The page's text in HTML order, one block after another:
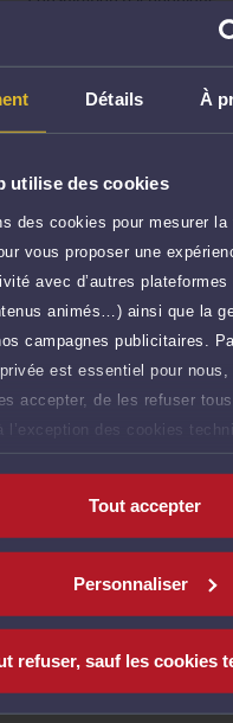
Détails À
utilise des cookies
des cookies pour mesurer la
vous proposer une
avec d’autres
animés…) ainsi que la
campagnes publicitaires.
est essentiel pour
accepter, de les refuser
l’exception des cookies
fonctionnement du site.
Tout accepter
Personnaliser
refuser, sauf les cookies
attiré par les
j’ai pris en charge les
le contrat est roi : le droit
droit des assurances, le droit
Demander
Question simple
de 1.000 caractères)
Poser
Consultation écrite
Etude de votre dossier + possibilité
d'ajout d'une pièce jointe
Voir sa Grille indicative
immobilier
du crédit et de la consommation